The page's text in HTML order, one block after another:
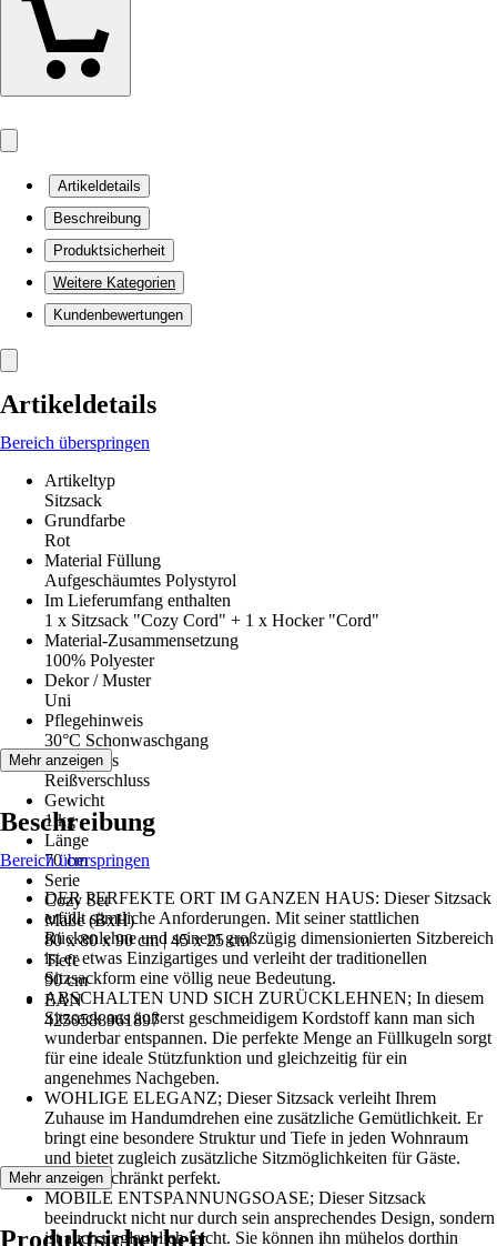
Artikeldetails
Beschreibung
Produktsicherheit
Weitere Kategorien
Kundenbewertungen
Artikeldetails
Bereich überspringen
Artikeltyp
Sitzsack
Grundfarbe
Rot
Material Füllung
Aufgeschäumtes Polystyrol
Im Lieferumfang enthalten
1 x Sitzsack "Cozy Cord" + 1 x Hocker "Cord"
Material-Zusammensetzung
100% Polyester
Dekor / Muster
Uni
Pflegehinweis
30°C Schonwaschgang
Verschluss
Reißverschluss
Gewicht
1 kg
Länge
70 cm
Serie
Cozy Set
Maße (BxH)
80 x 80 x 90 cm | 45 x 25 cm
Tiefe
90 cm
EAN
4250588961897
Mehr anzeigen
Beschreibung
Bereich überspringen
DER PERFEKTE ORT IM GANZEN HAUS: Dieser Sitzsack
erfüllt sämtliche Anforderungen. Mit seiner stattlichen
Rückenlehne und seinem großzügig dimensionierten Sitzbereich
ist er etwas Einzigartiges und verleiht der traditionellen
Sitzsackform eine völlig neue Bedeutung.
ABSCHALTEN UND SICH ZURÜCKLEHNEN; In diesem
Sitzsack aus äußerst geschmeidigem Kordstoff kann man sich
wunderbar entspannen. Die perfekte Menge an Füllkugeln sorgt
für eine ideale Stützfunktion und gleichzeitig für ein
angenehmes Nachgeben.
WOHLIGE ELEGANZ; Dieser Sitzsack verleiht Ihrem
Zuhause im Handumdrehen eine zusätzliche Gemütlichkeit. Er
bringt eine besondere Struktur und Tiefe in jeden Wohnraum
und bietet zugleich zusätzliche Sitzmöglichkeiten für Gäste.
Uneingeschränkt perfekt.
MOBILE ENTSPANNUNGSOASE; Dieser Sitzsack
beeindruckt nicht nur durch sein ansprechendes Design, sondern
ist auch unglaublich leicht. Sie können ihn mühelos dorthin
Mehr anzeigen
Produktsicherheit